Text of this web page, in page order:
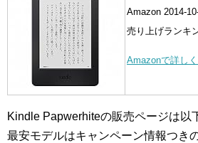
Amazon 2014-
売り上げランキ
Amazonで詳し
Kindle Papwerhiteの販売ページは以
最安モデルはキャンペーン情報つき